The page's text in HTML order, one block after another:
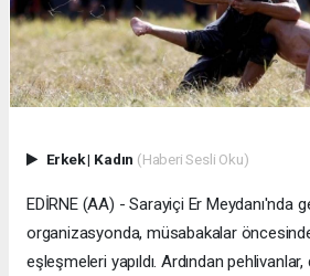
Erkek| Kadın (Haberi Sesli Oku)
EDİRNE (AA) - Sarayiçi Er Meydanı'nda
organizasyonda, müsabakalar
eşleşmeleri yapıldı. Ardından